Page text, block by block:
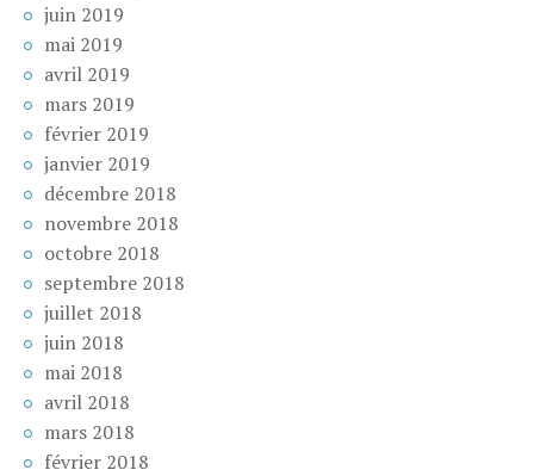
juin 2019
mai 2019
avril 2019
mars 2019
février 2019
janvier 2019
décembre 2018
novembre 2018
octobre 2018
septembre 2018
juillet 2018
juin 2018
mai 2018
avril 2018
mars 2018
février 2018